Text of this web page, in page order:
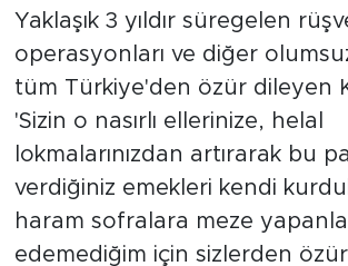
Yaklaşık 3 yıldır süregelen
operasyonları ve diğer
tüm Türkiye'den özür dileyen
'Sizin o nasırlı ellerinize, helal
lokmalarınızdan artırarak bu
verdiğiniz emekleri kendi
haram sofralara meze
edemediğim için sizlerden